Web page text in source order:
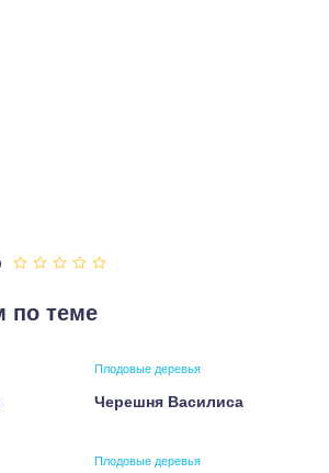
по теме
Плодовые деревья
Черешня Василиса
Плодовые деревья